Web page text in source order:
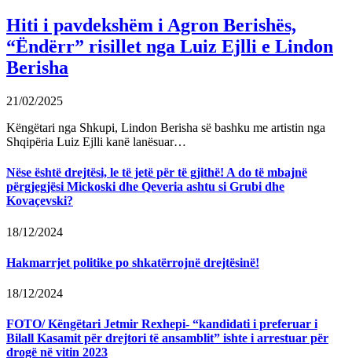
Hiti i pavdekshëm i Agron Berishës,
“Ëndërr” risillet nga Luiz Ejlli e Lindon
Berisha
21/02/2025
Këngëtari nga Shkupi, Lindon Berisha së bashku me artistin nga
Shqipëria Luiz Ejlli kanë lanësuar…
Nëse është drejtësi, le të jetë për të gjithë! A do të mbajnë
përgjegjësi Mickoski dhe Qeveria ashtu si Grubi dhe
Kovaçevski?
18/12/2024
Hakmarrjet politike po shkatërrojnë drejtësinë!
18/12/2024
FOTO/ Këngëtari Jetmir Rexhepi- “kandidati i preferuar i
Bilall Kasamit për drejtori të ansamblit” ishte i arrestuar për
drogë në vitin 2023